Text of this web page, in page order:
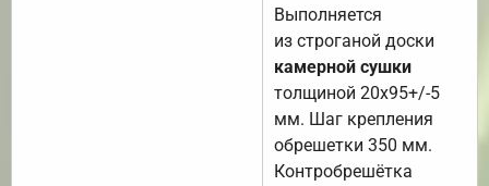
Выполняется
из строганой доски
камерной сушки
толщиной 20х95+/-5
мм. Шаг крепления
обрешетки 350 мм.
Контробрешётка